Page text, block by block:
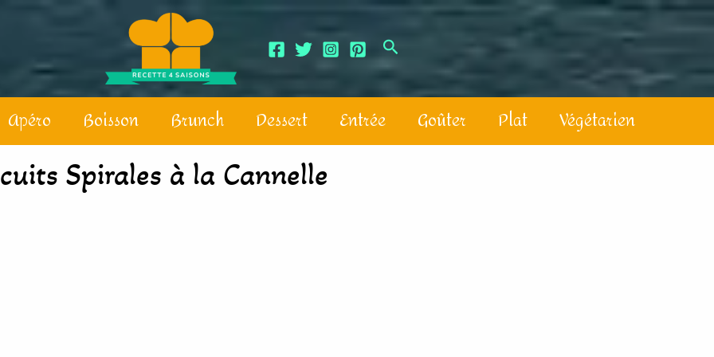
Apéro Boisson Brunch Dessert Entrée Goûter Plat Végétarien
Spirales à la Cannelle